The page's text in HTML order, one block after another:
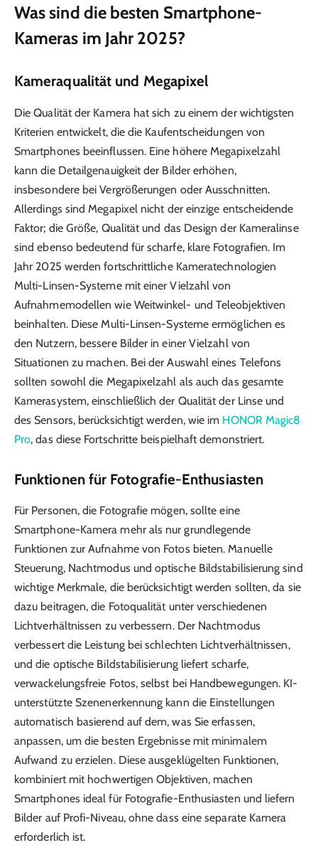
Was sind die besten Smartphone-
Kameras im Jahr 2025?
Kameraqualität und Megapixel
Die Qualität der Kamera hat sich zu einem der wichtigsten
Kriterien entwickelt, die die Kaufentscheidungen von
Smartphones beeinflussen. Eine höhere Megapixelzahl
kann die Detailgenauigkeit der Bilder erhöhen,
insbesondere bei Vergrößerungen oder Ausschnitten.
Allerdings sind Megapixel nicht der einzige entscheidende
Faktor; die Größe, Qualität und das Design der Kameralinse
sind ebenso bedeutend für scharfe, klare Fotografien. Im
Jahr 2025 werden fortschrittliche Kameratechnologien
Multi-Linsen-Systeme mit einer Vielzahl von
Aufnahmemodellen wie Weitwinkel- und Teleobjektiven
beinhalten. Diese Multi-Linsen-Systeme ermöglichen es
den Nutzern, bessere Bilder in einer Vielzahl von
Situationen zu machen. Bei der Auswahl eines Telefons
sollten sowohl die Megapixelzahl als auch das gesamte
Kamerasystem, einschließlich der Qualität der Linse und
des Sensors, berücksichtigt werden, wie im HONOR Magic8
Pro, das diese Fortschritte beispielhaft demonstriert.
Funktionen für Fotografie-Enthusiasten
Für Personen, die Fotografie mögen, sollte eine
Smartphone-Kamera mehr als nur grundlegende
Funktionen zur Aufnahme von Fotos bieten. Manuelle
Steuerung, Nachtmodus und optische Bildstabilisierung sind
wichtige Merkmale, die berücksichtigt werden sollten, da sie
dazu beitragen, die Fotoqualität unter verschiedenen
Lichtverhältnissen zu verbessern. Der Nachtmodus
verbessert die Leistung bei schlechten Lichtverhältnissen,
und die optische Bildstabilisierung liefert scharfe,
verwackelungsfreie Fotos, selbst bei Handbewegungen. KI-
unterstützte Szenenerkennung kann die Einstellungen
automatisch basierend auf dem, was Sie erfassen,
anpassen, um die besten Ergebnisse mit minimalem
Aufwand zu erzielen. Diese ausgeklügelten Funktionen,
kombiniert mit hochwertigen Objektiven, machen
Smartphones ideal für Fotografie-Enthusiasten und liefern
Bilder auf Profi-Niveau, ohne dass eine separate Kamera
erforderlich ist.